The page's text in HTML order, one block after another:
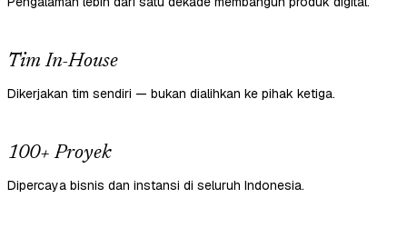
Tim In-House
Dikerjakan tim sendiri — bukan dialihkan ke pihak ketiga.
100+ Proyek
Dipercaya bisnis dan instansi di seluruh Indonesia.